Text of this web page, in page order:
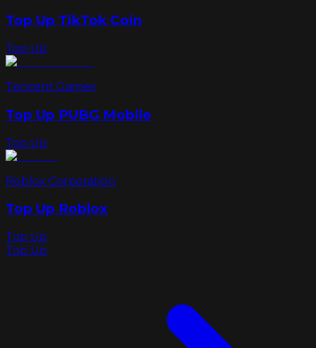
Top Up TikTok Coin
Top Up
Tencent Games
Top Up PUBG Mobile
Top Up
Roblox Corporation
Top Up Roblox
Top Up
Top Up